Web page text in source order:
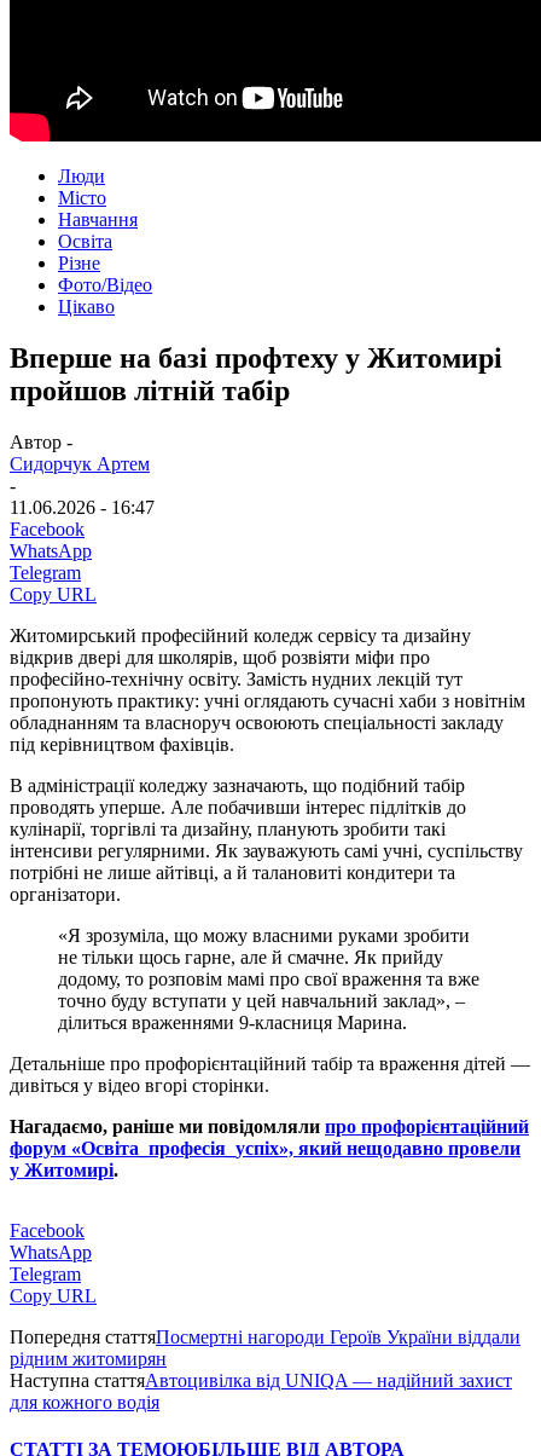
Люди
Місто
Навчання
Освіта
Різне
Фото/Відео
Цікаво
Вперше на базі профтеху у Житомирі
пройшов літній табір
Автор -
Сидорчук Артем
-
11.06.2026 - 16:47
Facebook
WhatsApp
Telegram
Copy URL
Житомирський професійний коледж сервісу та дизайну
відкрив двері для школярів, щоб розвіяти міфи про
професійно-технічну освіту. Замість нудних лекцій тут
пропонують практику: учні оглядають сучасні хаби з новітнім
обладнанням та власноруч освоюють спеціальності закладу
під керівництвом фахівців.
В адміністрації коледжу зазначають, що подібний табір
проводять уперше. Але побачивши інтерес підлітків до
кулінарії, торгівлі та дизайну, планують зробити такі
інтенсиви регулярними. Як зауважують самі учні, суспільству
потрібні не лише айтівці, а й талановиті кондитери та
організатори.
«Я зрозуміла, що можу власними руками зробити
не тільки щось гарне, але й смачне. Як прийду
додому, то розповім мамі про свої враження та вже
точно буду вступати у цей навчальний заклад», –
ділиться враженнями 9-класниця Марина.
Детальніше про профорієнтаційний табір та враження дітей —
дивіться у відео вгорі сторінки.
Нагадаємо, раніше ми повідомляли про профорієнтаційний
форум «Освіта_професія_успіх», який нещодавно провели
у Житомирі.
Facebook
WhatsApp
Telegram
Copy URL
Попередня статтяПосмертні нагороди Героїв України віддали
рідним житомирян
Наступна статтяАвтоцивілка від UNIQA — надійний захист
для кожного водія
СТАТТІ ЗА ТЕМОЮБІЛЬШЕ ВІД АВТОРА